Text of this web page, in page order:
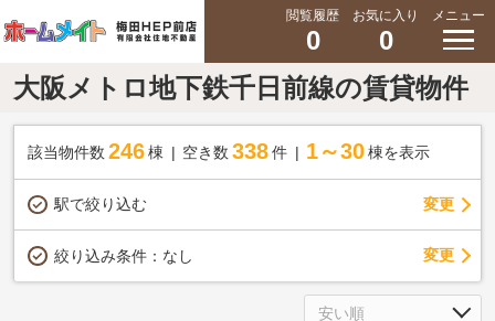
閲覧履歴
0
お気に入り
0
メニュー
大阪メトロ地下鉄千日前線の賃貸物件
該当物件数 246棟 空き数 338 件 1～30 棟を表示
駅で絞り込む 変更
絞り込み条件： なし 変更